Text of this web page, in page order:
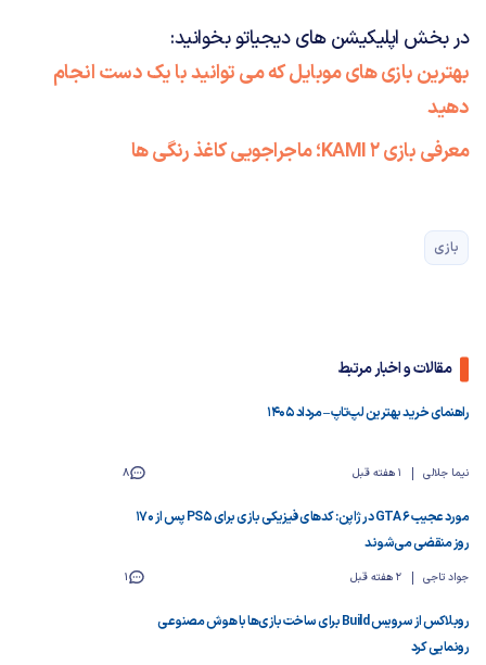
در بخش اپلیکیشن های دیجیاتو بخوانید:
بهترین بازی های موبایل که می توانید با یک دست انجام
دهید
معرفی بازی KAMI 2؛ ماجراجویی کاغذ رنگی ها
بازی
مقالات و اخبار مرتبط
راهنمای خرید بهترین لپ‌تاپ – مرداد ۱۴۰۵
نیما جلالی 1 هفته قبل 8
مورد عجیب GTA 6 در ژاپن: کدهای فیزیکی بازی برای PS5 پس از ۱۷۰
روز منقضی می‌شوند
جواد تاجی 2 هفته قبل 1
روبلاکس از سرویس Build برای ساخت بازی‌ها با هوش مصنوعی
رونمایی کرد